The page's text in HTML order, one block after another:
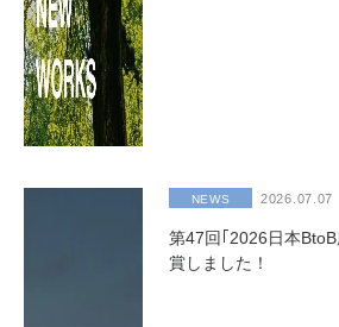
NEWS 2026.07.07
第47回｢2026日本
賞しました！